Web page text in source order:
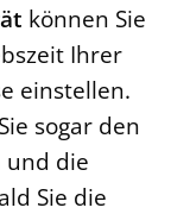
können Sie
Ihrer
einstellen.
sogar den
und die
Sie die